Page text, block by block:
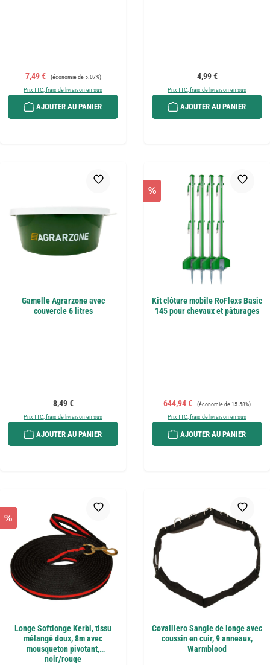
Prix de vente :
7,49 € Prix régulier :
(économie de 5.07%)
Prix TTC, frais de livraison en sus
AJOUTER AU PANIER
Prix régulier :
4,99 €
Prix TTC, frais de livraison en sus
AJOUTER AU PANIER
Gamelle Agrarzone avec
couvercle 6 litres
Prix régulier :
8,49 €
Prix TTC, frais de livraison en sus
AJOUTER AU PANIER
%
Kit clôture mobile RoFlexs Basic
145 pour chevaux et pâturages
Prix de vente :
644,94 € Prix régulier :
(économie de 15.58%)
Prix TTC, frais de livraison en sus
AJOUTER AU PANIER
%
Longe Softlonge Kerbl, tissu
mélangé doux, 8m avec
mousqueton pivotant,
noir/rouge
Covalliero Sangle de longe avec
coussin en cuir, 9 anneaux,
Warmblood